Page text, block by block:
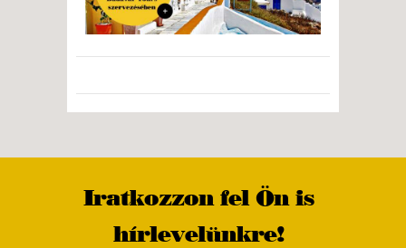
Iratkozzon fel Ön is
hírlevelünkre!